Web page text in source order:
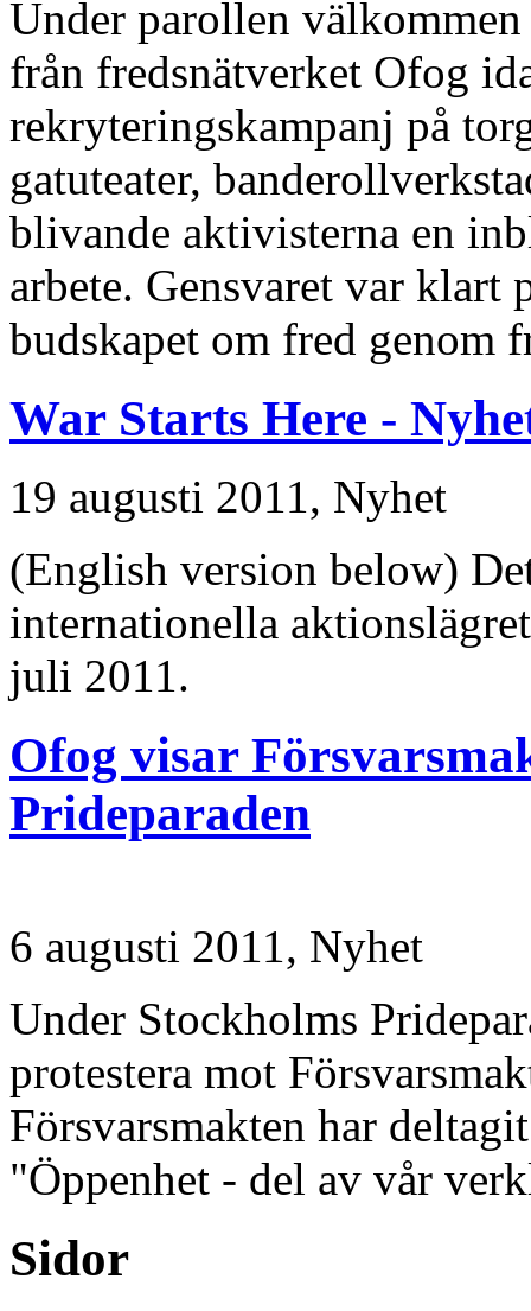
Under parollen
från fredsnätverket Ofog
rekryteringskampanj på
gatuteater,
blivande aktivisterna en
arbete. Gensvaret var klart
budskapet om fred genom
War Starts Here -
19 augusti 2011, Nyhet
(English version below)
internationella
juli 2011.
Ofog visar
Prideparaden
6 augusti 2011, Nyhet
Under Stockholms
protestera mot
Försvarsmakten har
"Öppenhet - del av vår
Sidor